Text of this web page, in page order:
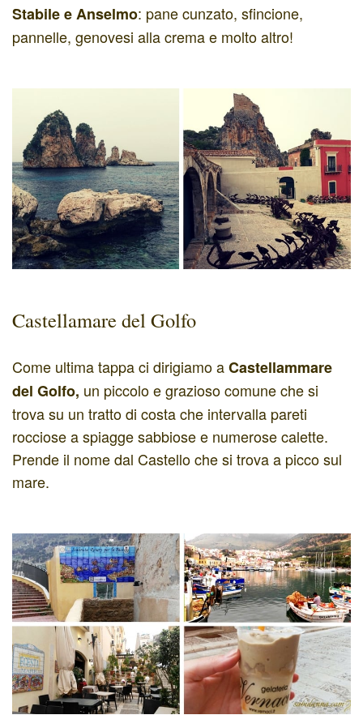
Stabile e Anselmo: pane cunzato, sfincione,
pannelle, genovesi alla crema e molto altro!
Castellamare del Golfo
Come ultima tappa ci dirigiamo aCastellammare
del Golfo, un piccolo e graziosocomune che si
trova su un tratto di costa che intervalla pareti
rocciose a spiagge sabbiose e numerose calette.
Prende il nome dal Castello che si trova a picco sul
mare.